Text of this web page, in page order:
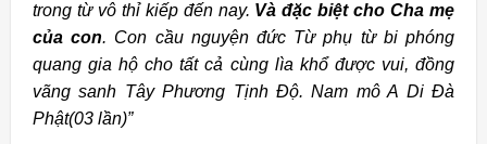
trong từ vô thỉ kiếp đến nay. Và đặc biệt cho Cha mẹ
của con. Con cầu nguyện đức Từ phụ từ bi phóng
quang gia hộ cho tất cả cùng lìa khổ được vui, đồng
vãng sanh Tây Phương Tịnh Độ. Nam mô A Di Đà
Phật(03 lần)”